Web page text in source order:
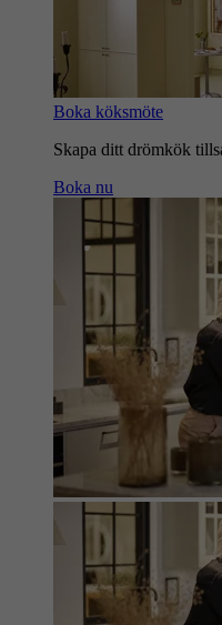
Boka köksmöte
Skapa ditt drömkök
Boka nu